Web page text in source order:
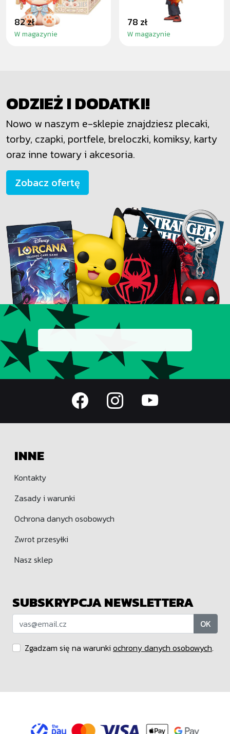
82 zł
W magazynie
78 zł
W magazynie
ODZIEŻ I DODATKI!
Nowo w naszym e-sklepie znajdziesz plecaki,
torby, czapki, portfele, breloczki, komiksy, karty
oraz inne towary i akcesoria.
Zobacz ofertę
INNE
Kontakty
Zasady i warunki
Ochrona danych osobowych
Zwrot przesyłki
Nasz sklep
SUBSKRYPCJA NEWSLETTERA
OK
Zgadzam się na warunki ochrony danych osobowych.